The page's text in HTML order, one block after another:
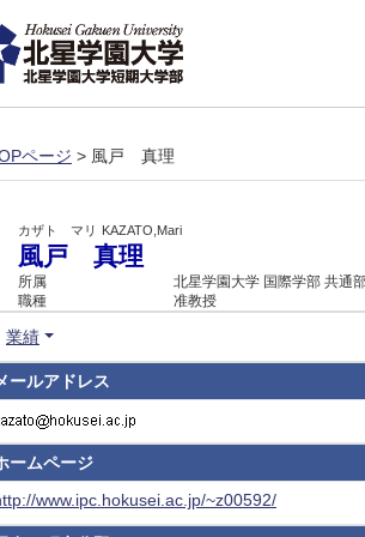
ページ > 風戸 真理
カザト マリ KAZATO,Mari
風戸 真理
所属
北星学園大学 国際学部 共通
職種
准教授
業績
ールアドレス
ームページ
www.ipc.hokusei.ac.jp/~z00592/